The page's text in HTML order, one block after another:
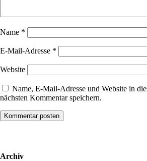
Name *
E-Mail-Adresse *
Website
Name, E-Mail-Adresse und Website in
nächsten Kommentar speichern.
Archiv